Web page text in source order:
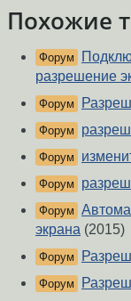
Похожие
Форум
разрешение
Форум
Форум
Форум
Форум
Форум
экрана (2015)
Форум
Форум